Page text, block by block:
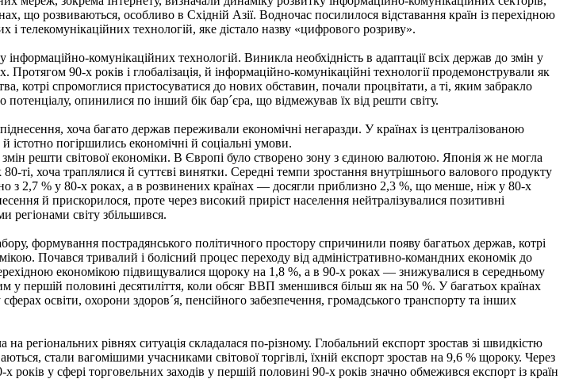
що розвиваються, особливо в Східній Азії. Водночас посилилося відставання країн із перехідною
телекомунікаційних технологій, яке дістало назву «цифрового розриву».
інформаційно-комунікаційних технологій. Виникла необхідність в адаптації всіх держав до змін у
90-х років і глобалізація, й інформаційно-комунікаційні технології продемонстрували як
котрі спромоглися пристосуватися до нових обставин, почали процвітати, а ті, яким забракло
опинилися по інший бік бар´єра, що відмежував їх від решти світу.
хоча багато держав переживали економічні негаразди. У країнах із централізованою
погіршились економічні й соціальні умови.
решти світової економіки. В Європі було створено зону з єдиною валютою. Японія ж не могла
ті, хоча траплялися й суттєві винятки. Середні темпи зростання внутрішнього валового продукту
з 2,7 % у 80-х роках, а в розвинених країнах — досягли приблизно 2,3 %, що менше, ніж у 80-х
й прискорилося, проте через високий приріст населення нейтралізувалися позитивні
регіонами світу збільшився.
формування пострадянського політичного простору спричинили появу багатьох держав, котрі
Почався тривалий і болісний процес переходу від адміністративно-командних економік до
економікою підвищувалися щороку на 1,8 %, а в 90-х роках — знижувалися в середньому
першій половині десятиліття, коли обсяг ВВП зменшився більш як на 50 %. У багатьох країнах
освіти, охорони здоров´я, пенсійного забезпечення, громадського транспорту та інших
регіональних рівнях ситуація складалася по-різному. Глобальний експорт зростав зі швидкістю
стали вагомішими учасниками світової торгівлі, їхній експорт зростав на 9,6 % щороку. Через
років у сфері торговельних заходів у першій половині 90-х років значно обмежився експорт із країн